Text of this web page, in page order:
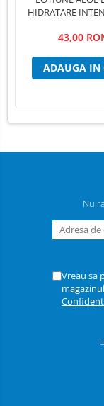
HIDRATARE
,PSH, 300
43,00
ADAUGA IN
Nu
Vreau sa